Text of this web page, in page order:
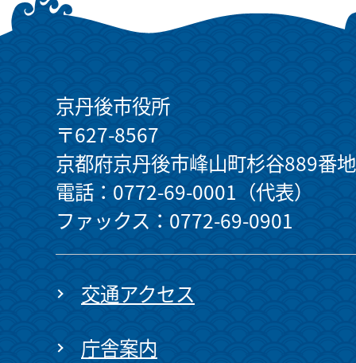
京丹後市役所
〒627-8567
京都府京丹後市峰山町杉谷889番地
電話：0772-69-0001（代表）
ファックス：0772-69-0901
交通アクセス
庁舎案内